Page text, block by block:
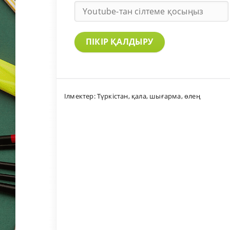
ПІКІР ҚАЛДЫРУ
Ілмектер:Түркістан, қала, шығарма,өлең